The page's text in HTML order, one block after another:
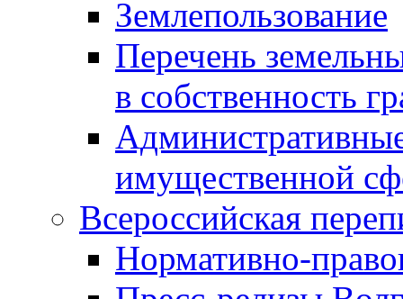
Землепользование
Перечень
в собственность
имущественной
Всероссийская
Нормативно-